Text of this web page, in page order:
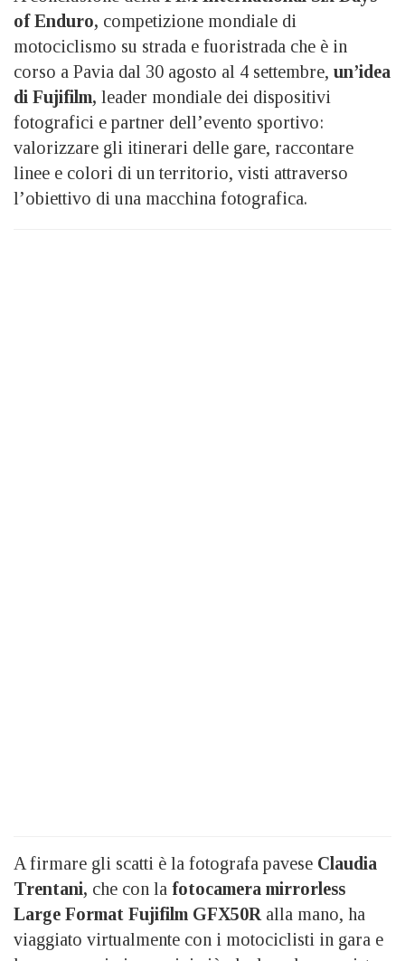
of Enduro, competizione mondiale di
motociclismo su strada e fuoristrada che è in
corso a Pavia dal 30 agosto al 4 settembre, un’idea
di Fujifilm, leader mondiale dei dispositivi
fotografici e partner dell’evento sportivo:
valorizzare gli itinerari delle gare, raccontare
linee e colori di un territorio, visti attraverso
l’obiettivo di una macchina fotografica.
A firmare gli scatti è la fotografa pavese Claudia
Trentani, che con la fotocamera mirrorless
Large Format Fujifilm GFX50R alla mano, ha
viaggiato virtualmente con i motociclisti in gara e